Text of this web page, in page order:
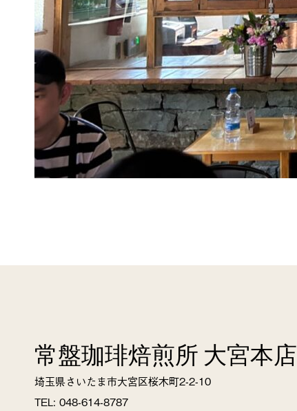
常盤珈琲焙煎所 大宮本店
埼玉県さいたま市大宮区桜木町2-2-10
TEL: 048-614-8787